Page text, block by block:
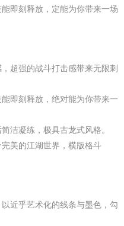
即刻释放，定能为你带来一场
超强的战斗打击感带来无限刺
即刻释放，绝对能为你带来一
洁凝练，极具古龙式风格。
美的江湖世界，横版格斗
近乎艺术化的线条与墨色，勾